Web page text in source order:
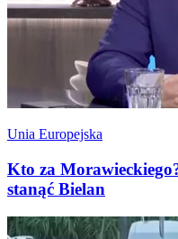
Unia Europejska
Kto za
stanąć Bielan